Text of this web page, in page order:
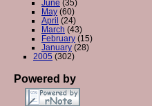
June (35)
May (60)
April (24)
March (43)
February (15)
January (28)
2005 (302)
Powered by